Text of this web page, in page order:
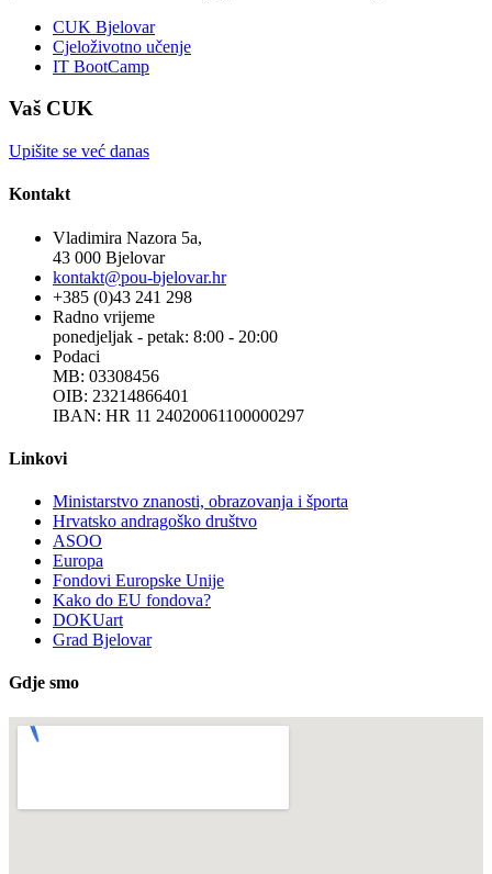
CUK Bjelovar
Cjeloživotno učenje
IT BootCamp
Vaš CUK
Upišite se već danas
Kontakt
Vladimira Nazora 5a,
43 000 Bjelovar
kontakt@pou-bjelovar.hr
+385 (0)43 241 298
Radno vrijeme
ponedjeljak - petak: 8:00 - 20:00
Podaci
MB: 03308456
OIB: 23214866401
IBAN: HR 11 24020061100000297
Linkovi
Ministarstvo znanosti, obrazovanja i športa
Hrvatsko andragoško društvo
ASOO
Europa
Fondovi Europske Unije
Kako do EU fondova?
DOKUart
Grad Bjelovar
Gdje smo